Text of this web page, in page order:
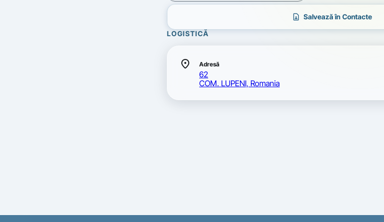
contact_page Salvează în Contacte
LOGISTICĂ
location_on Adresă
62
COM. LUPENI, Romania